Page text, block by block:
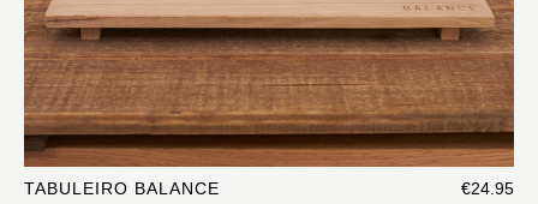
TABULEIRO BALANCE €24.95